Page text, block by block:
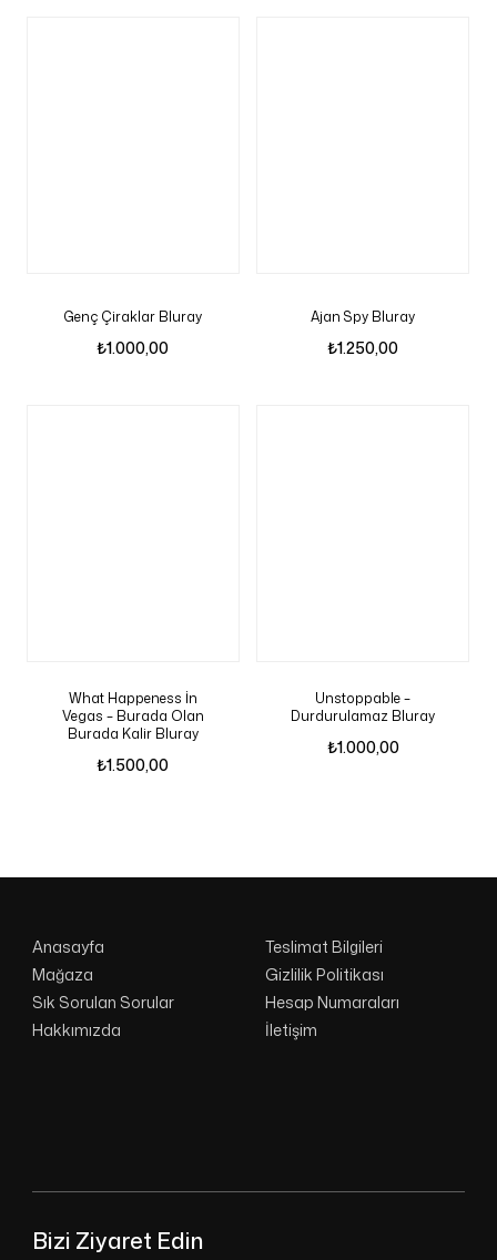
Genç Çiraklar Bluray
₺1.000,00
Ajan Spy Bluray
₺1.250,00
What Happeness İn
Vegas – Burada Olan
Burada Kalir Bluray
₺1.500,00
Unstoppable –
Durdurulamaz Bluray
₺1.000,00
Bizi Ziyaret Edin
Anasayfa
Mağaza
Sık Sorulan Sorular
Hakkımızda
Teslimat Bilgileri
Gizlilik Politikası
Hesap Numaraları
İletişim